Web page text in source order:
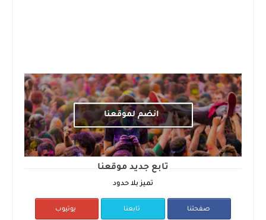
انضم لموقعنا
تابع جديد موقعنا
تميز بلا حدود
صفحتنا تابعنا يوتيوب